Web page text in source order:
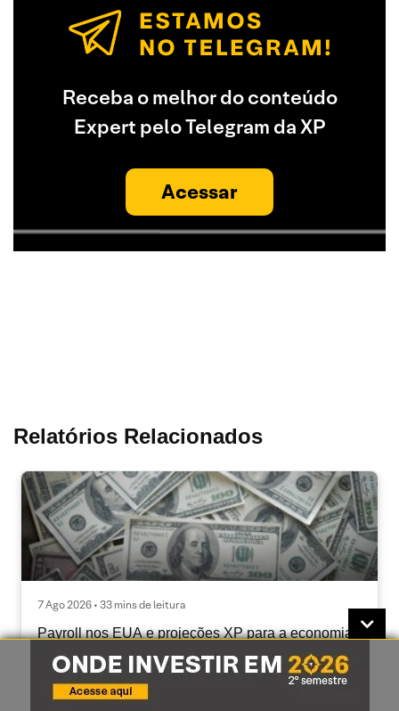
Receba o melhor do conteúdo
Expert pelo Telegram da XP
Acessar
Relatórios Relacionados
7 Ago 2026 • 33 mins de leitura
Payroll nos EUA e projeções XP para a economia
em destaque